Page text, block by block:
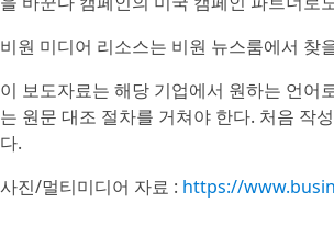
비원 미디어 리소스는 비원 뉴스룸에서 찾
이 보도자료는 해당 기업에서 원하는 언어
는 원문 대조 절차를 거쳐야 한다. 처음 작
다.
사진/멀티미디어 자료 : https://